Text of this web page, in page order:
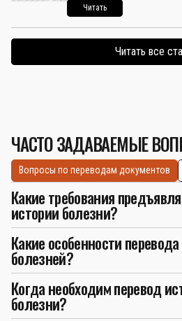
Читать
Читать все
ЧАСТО ЗАДАВАЕМЫЕ
Вопросы по переводам документов
Какие требования
истории болезни?
Какие особенности
болезней?
Когда необходим перевод
болезни?